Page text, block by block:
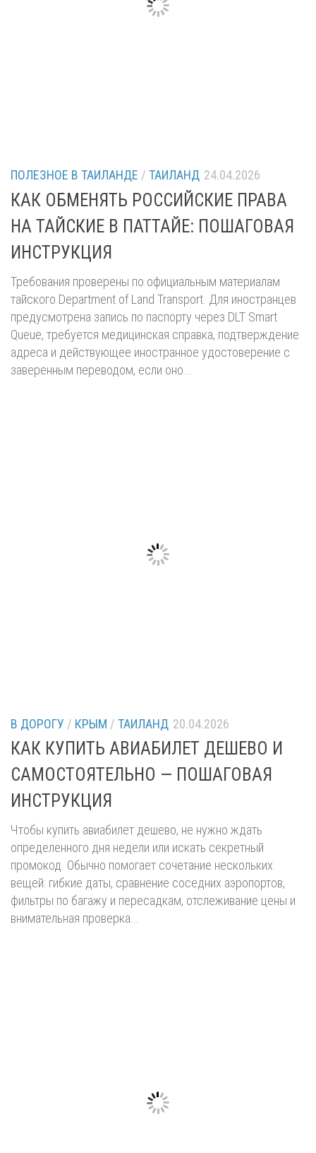
ПОЛЕЗНОЕ В ТАИЛАНДЕ / ТАИЛАНД 24.04.2026
КАК ОБМЕНЯТЬ РОССИЙСКИЕ ПРАВА
НА ТАЙСКИЕ В ПАТТАЙЕ: ПОШАГОВАЯ
ИНСТРУКЦИЯ
Требования проверены по официальным материалам
тайского Department of Land Transport. Для иностранцев
предусмотрена запись по паспорту через DLT Smart
Queue, требуется медицинская справка, подтверждение
адреса и действующее иностранное удостоверение с
заверенным переводом, если оно...
В ДОРОГУ / КРЫМ / ТАИЛАНД 20.04.2026
КАК КУПИТЬ АВИАБИЛЕТ ДЕШЕВО И
САМОСТОЯТЕЛЬНО — ПОШАГОВАЯ
ИНСТРУКЦИЯ
Чтобы купить авиабилет дешево, не нужно ждать
определенного дня недели или искать секретный
промокод. Обычно помогает сочетание нескольких
вещей: гибкие даты, сравнение соседних аэропортов,
фильтры по багажу и пересадкам, отслеживание цены и
внимательная проверка...